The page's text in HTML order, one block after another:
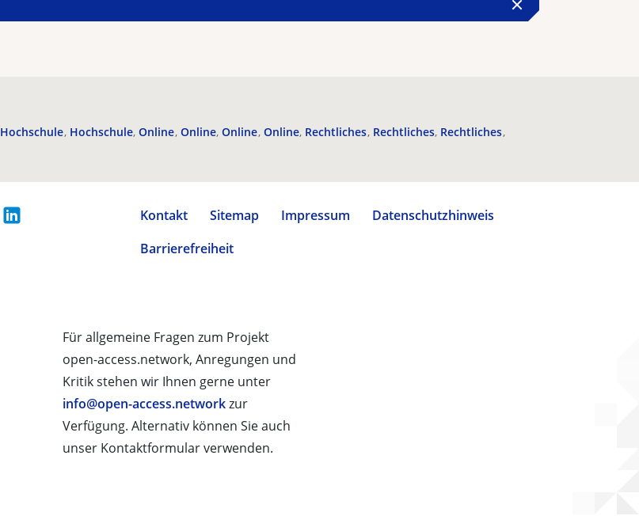
Hochschule Hochschule Online Online Online Online Rechtliches Rechtliches Rechtliches
Kontakt Sitemap Impressum
Datenschutzhinweis
Barrierefreiheit
Für allgemeine Fragen zum Projekt
open-access.network, Anregungen und
Kritik stehen wir Ihnen gerne unter
info@open-access.networkzur
Verfügung. Alternativ können Sie auch
unser Kontaktformular verwenden.